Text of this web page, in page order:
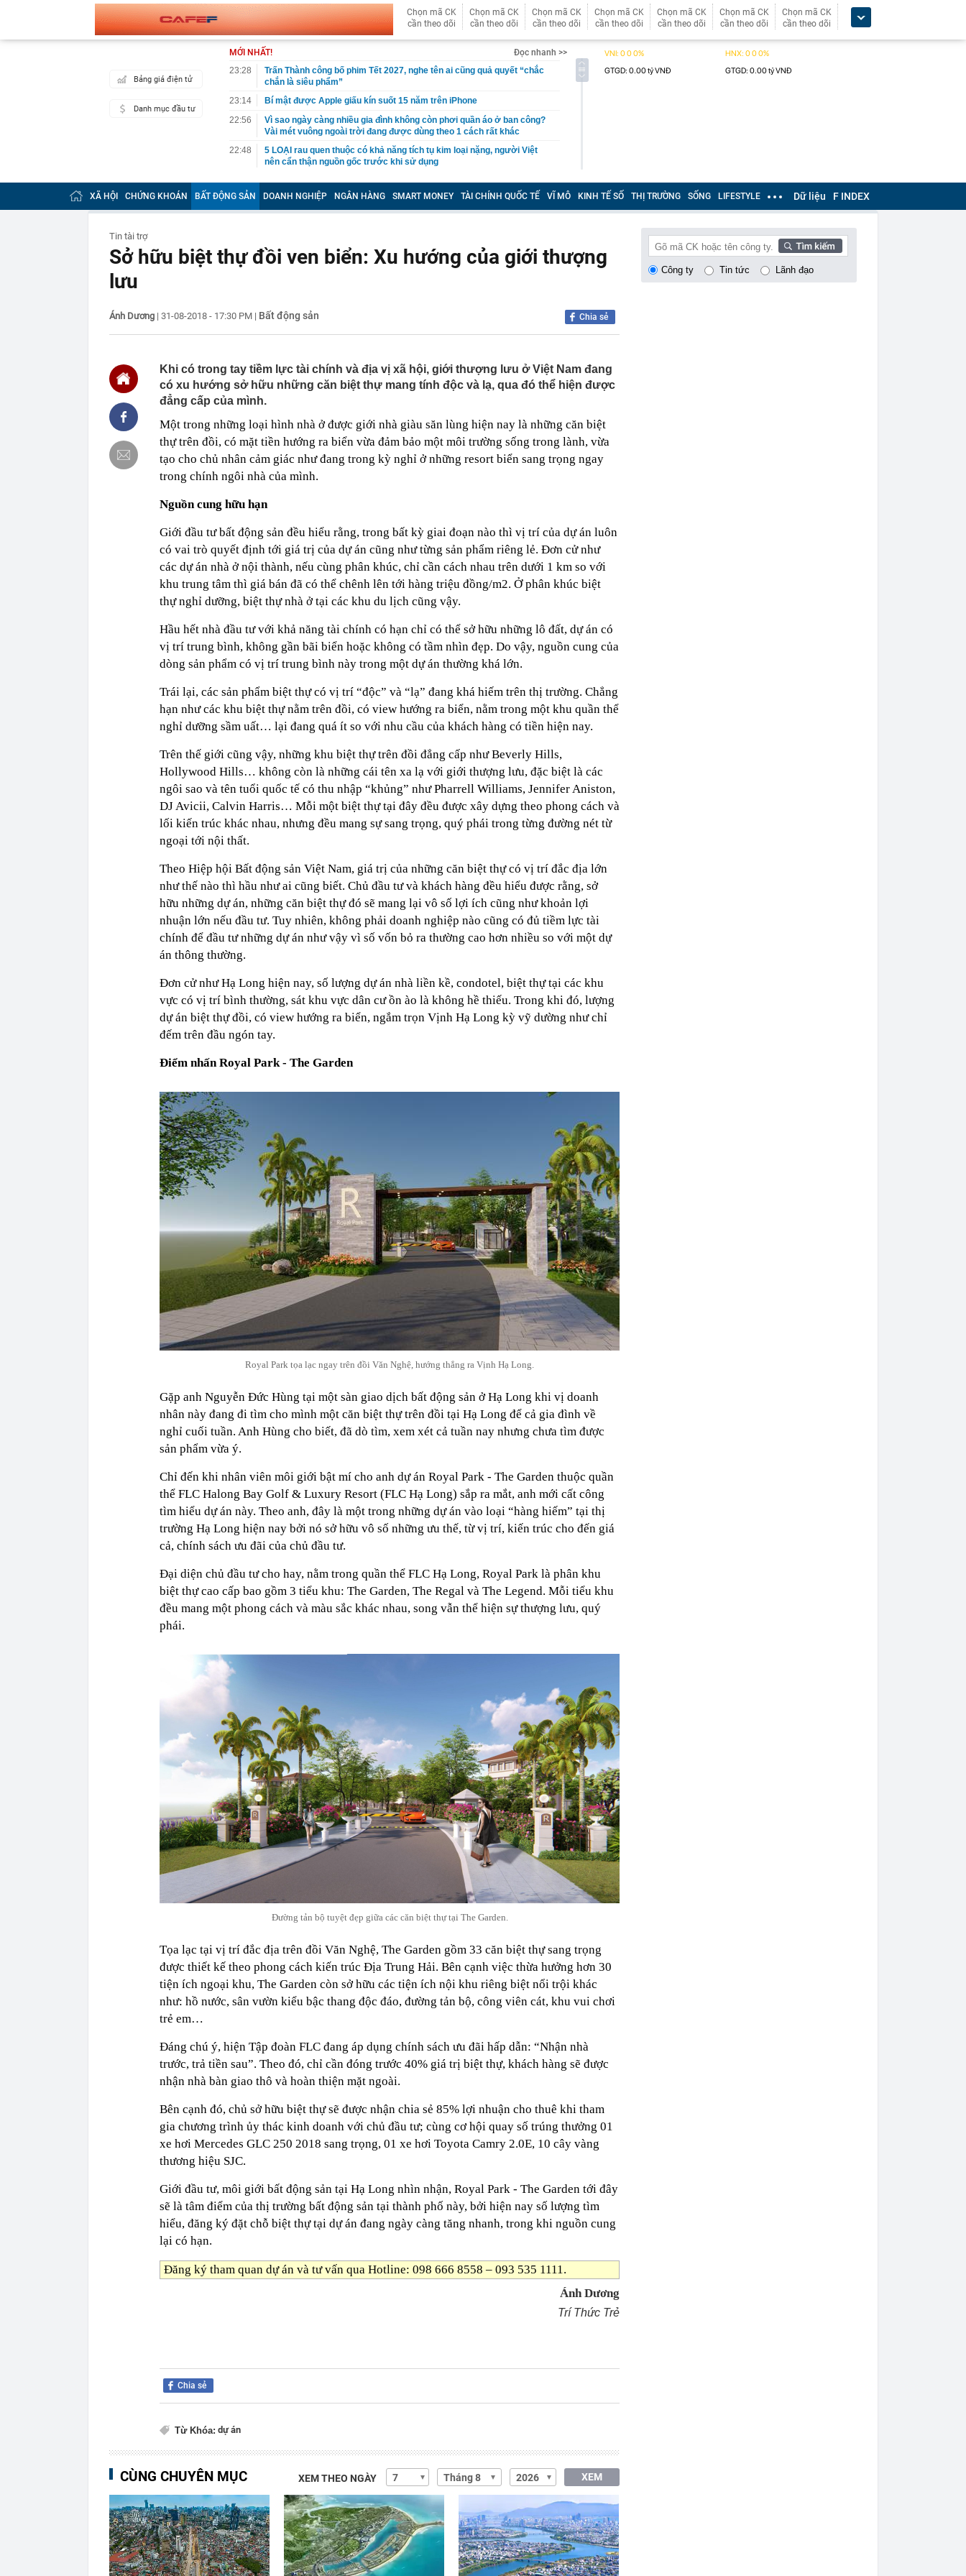
Chọn mã CK
cần theo dõi
Chọn mã CK
cần theo dõi
Chọn mã CK
cần theo dõi
Chọn mã CK
cần theo dõi
Chọn mã CK
cần theo dõi
Chọn mã CK
cần theo dõi
Chọn mã CK
cần theo dõi
Bảng giá điện tử
Danh mục đầu tư
MỚI NHẤT!
Đọc nhanh >>
23:28
Trấn Thành công bố phim Tết 2027, nghe tên ai cũng quả quyết “chắc
chắn là siêu phẩm”
23:14
Bí mật được Apple giấu kín suốt 15 năm trên iPhone
22:56
Vì sao ngày càng nhiều gia đình không còn phơi quần áo ở ban công?
Vài mét vuông ngoài trời đang được dùng theo 1 cách rất khác
22:48
5 LOẠI rau quen thuộc có khả năng tích tụ kim loại nặng, người Việt
nên cẩn thận nguồn gốc trước khi sử dụng
22:28
CHÍNH THỨC: Lịch đi học trở lại của học sinh 34 tỉnh, thành phố sau kỳ
nghỉ hè
22:25
Vì sao đồ ăn Việt hầu như món nào cũng có hành lá?
22:03
Ukraine tập kích Crimea, phá hủy hệ thống phòng không 15 triệu USD
21:51
Một ô tô biển 29A "dính" gần 100 lần phạt nguội do chạy quá tốc độ quy
định: Riêng tháng 7/2026 vi phạm 21 lần
21:35
Du khách Tây: Không khí tập thể dục sáng ở Việt Nam 'có tính gây
nghiện rất cao'
21:20
21:16
4 món ăn ngon mà nấu dễ từ "vua của các loại rau", giàu axit folic gấp
38 lần táo: Phụ nữ ăn đều sẽ tốt cho dạ dày và sống thọ
21:14
Cậu bé hồi nhỏ đen nhẻm chụp ảnh cùng Quế Ngọc Hải: Giờ thành
“ngôi sao”, cứ hô tên là cả nước mong có bàn thắng
21:06
Tịch thu hơn 12,5 kg vàng trị giá gần 311 tỷ đồng ngay trên một chiếc
21:05
Su-57 ẩn chứa bất ngờ lớn: Nhược điểm chính sẽ sớm trở thành dĩ
20:52
Cô gái vô danh nổi tiếng sau một đêm
20:46
Nhà nước quyết định giá đất, bất động sản có hạ nhiệt?
20:45
Một 'vua pin' tuyên bố sẽ xây 10.000 trạm đổi pin ô tô điện vào năm
2028, phục vụ 1 triệu xe mỗi ngày chỉ với 3 phút
XÃ HỘI CHỨNG KHOÁN BẤT ĐỘNG SẢN DOANH NGHIỆP NGÂN HÀNG SMART MONEY TÀI CHÍNH QUỐC TẾ VĨ MÔ KINH TẾ SỐ THỊ TRƯỜNG SỐNG LIFESTYLE Dữ liệu F INDEX
Tin tài trợ
Sở hữu biệt thự đồi ven biển: Xu hướng của giới thượng
lưu
Ánh Dương | 31-08-2018 - 17:30 PM | Bất động sản Chia sẻ
Khi có trong tay tiềm lực tài chính và địa vị xã hội, giới thượng lưu ở Việt Nam đang
có xu hướng sở hữu những căn biệt thự mang tính độc và lạ, qua đó thể hiện được
đẳng cấp của mình.
Một trong những loại hình nhà ở được giới nhà giàu săn lùng hiện nay là những căn biệt
thự trên đồi, có mặt tiền hướng ra biển vừa đảm bảo một môi trường sống trong lành, vừa
tạo cho chủ nhân cảm giác như đang trong kỳ nghỉ ở những resort biển sang trọng ngay
trong chính ngôi nhà của mình.
Nguồn cung hữu hạn
Giới đầu tư bất động sản đều hiểu rằng, trong bất kỳ giai đoạn nào thì vị trí của dự án luôn
có vai trò quyết định tới giá trị của dự án cũng như từng sản phẩm riêng lẻ. Đơn cử như
các dự án nhà ở nội thành, nếu cùng phân khúc, chỉ cần cách nhau trên dưới 1 km so với
khu trung tâm thì giá bán đã có thể chênh lên tới hàng triệu đồng/m2. Ở phân khúc biệt
thự nghỉ dưỡng, biệt thự nhà ở tại các khu du lịch cũng vậy.
Hầu hết nhà đầu tư với khả năng tài chính có hạn chỉ có thể sở hữu những lô đất, dự án có
vị trí trung bình, không gần bãi biển hoặc không có tầm nhìn đẹp. Do vậy, nguồn cung của
dòng sản phẩm có vị trí trung bình này trong một dự án thường khá lớn.
Trái lại, các sản phẩm biệt thự có vị trí “độc” và “lạ” đang khá hiếm trên thị trường. Chẳng
hạn như các khu biệt thự nằm trên đồi, có view hướng ra biển, nằm trong một khu quần thể
nghỉ dưỡng sầm uất… lại đang quá ít so với nhu cầu của khách hàng có tiền hiện nay.
Trên thế giới cũng vậy, những khu biệt thự trên đồi đẳng cấp như Beverly Hills,
Hollywood Hills… không còn là những cái tên xa lạ với giới thượng lưu, đặc biệt là các
ngôi sao và tên tuổi quốc tế có thu nhập “khủng” như Pharrell Williams, Jennifer Aniston,
DJ Avicii, Calvin Harris… Mỗi một biệt thự tại đây đều được xây dựng theo phong cách và
lối kiến trúc khác nhau, nhưng đều mang sự sang trọng, quý phái trong từng đường nét từ
ngoại tới nội thất.
Theo Hiệp hội Bất động sản Việt Nam, giá trị của những căn biệt thự có vị trí đắc địa lớn
như thế nào thì hầu như ai cũng biết. Chủ đầu tư và khách hàng đều hiểu được rằng, sở
hữu những dự án, những căn biệt thự đó sẽ mang lại vô số lợi ích cũng như khoản lợi
nhuận lớn nếu đầu tư. Tuy nhiên, không phải doanh nghiệp nào cũng có đủ tiềm lực tài
chính để đầu tư những dự án như vậy vì số vốn bỏ ra thường cao hơn nhiều so với một dự
án thông thường.
Đơn cử như Hạ Long hiện nay, số lượng dự án nhà liền kề, condotel, biệt thự tại các khu
vực có vị trí bình thường, sát khu vực dân cư ồn ào là không hề thiếu. Trong khi đó, lượng
dự án biệt thự đồi, có view hướng ra biển, ngắm trọn Vịnh Hạ Long kỳ vỹ dường như chỉ
đếm trên đầu ngón tay.
Điểm nhấn Royal Park - The Garden
Royal Park tọa lạc ngay trên đồi Văn Nghệ, hướng thẳng ra Vịnh Hạ Long.
Gặp anh Nguyễn Đức Hùng tại một sàn giao dịch bất động sản ở Hạ Long khi vị doanh
nhân này đang đi tìm cho mình một căn biệt thự trên đồi tại Hạ Long để cả gia đình về
nghỉ cuối tuần. Anh Hùng cho biết, đã dò tìm, xem xét cả tuần nay nhưng chưa tìm được
sản phẩm vừa ý.
Chỉ đến khi nhân viên môi giới bật mí cho anh dự án Royal Park - The Garden thuộc quần
thể FLC Halong Bay Golf & Luxury Resort (FLC Hạ Long) sắp ra mắt, anh mới cất công
tìm hiểu dự án này. Theo anh, đây là một trong những dự án vào loại “hàng hiếm” tại thị
trường Hạ Long hiện nay bởi nó sở hữu vô số những ưu thế, từ vị trí, kiến trúc cho đến giá
cả, chính sách ưu đãi của chủ đầu tư.
Đại diện chủ đầu tư cho hay, nằm trong quần thể FLC Hạ Long, Royal Park là phân khu
biệt thự cao cấp bao gồm 3 tiểu khu: The Garden, The Regal và The Legend. Mỗi tiểu khu
đều mang một phong cách và màu sắc khác nhau, song vẫn thể hiện sự thượng lưu, quý
phái.
Đường tản bộ tuyệt đẹp giữa các căn biệt thự tại The Garden.
Tọa lạc tại vị trí đắc địa trên đồi Văn Nghệ, The Garden gồm 33 căn biệt thự sang trọng
được thiết kế theo phong cách kiến trúc Địa Trung Hải. Bên cạnh việc thừa hưởng hơn 30
tiện ích ngoại khu, The Garden còn sở hữu các tiện ích nội khu riêng biệt nổi trội khác
như: hồ nước, sân vườn kiểu bậc thang độc đáo, đường tản bộ, công viên cát, khu vui chơi
trẻ em…
Đáng chú ý, hiện Tập đoàn FLC đang áp dụng chính sách ưu đãi hấp dẫn: “Nhận nhà
trước, trả tiền sau”. Theo đó, chỉ cần đóng trước 40% giá trị biệt thự, khách hàng sẽ được
nhận nhà bàn giao thô và hoàn thiện mặt ngoài.
Bên cạnh đó, chủ sở hữu biệt thự sẽ được nhận chia sẻ 85% lợi nhuận cho thuê khi tham
gia chương trình ủy thác kinh doanh với chủ đầu tư; cùng cơ hội quay số trúng thưởng 01
xe hơi Mercedes GLC 250 2018 sang trọng, 01 xe hơi Toyota Camry 2.0E, 10 cây vàng
thương hiệu SJC.
Giới đầu tư, môi giới bất động sản tại Hạ Long nhìn nhận, Royal Park - The Garden tới đây
sẽ là tâm điểm của thị trường bất động sản tại thành phố này, bởi hiện nay số lượng tìm
hiểu, đăng ký đặt chỗ biệt thự tại dự án đang ngày càng tăng nhanh, trong khi nguồn cung
lại có hạn.
Đăng ký tham quan dự án và tư vấn qua Hotline: 098 666 8558 – 093 535 1111.
Ánh Dương
Trí Thức Trẻ
Chia sẻ
Từ Khóa: dự án
CÙNG CHUYÊN MỤC XEM THEO NGÀY XEM
Công ty Tin tức Lãnh đạo